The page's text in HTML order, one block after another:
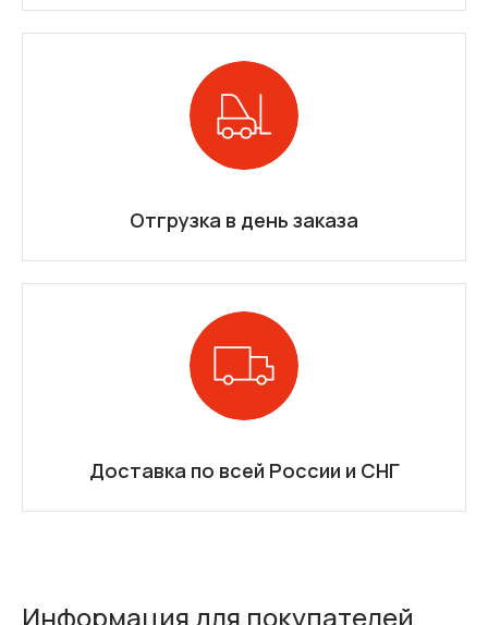
Отгрузка в день заказа
Доставка по всей России и СНГ
Информация для покупателей